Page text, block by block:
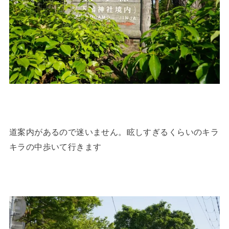
道案内があるので迷いません。眩しすぎるくらいのキラ
キラの中歩いて行きます